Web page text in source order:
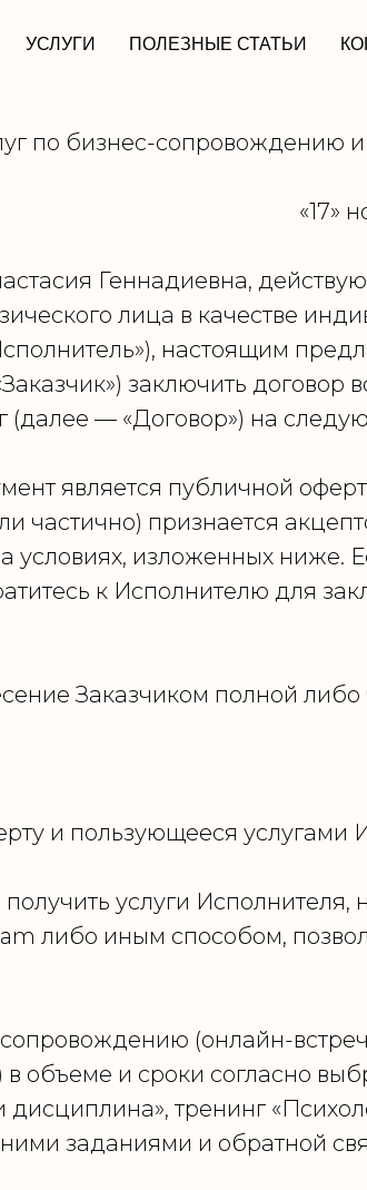
УСЛУГИ ПОЛЕЗНЫЕ СТАТЬИ
по бизнес-сопровождению
ноября
Геннадиевна,
лица в качестве
настоящим
заключить договор
— «Договор») на
является публичной
частично) признается
изложенных ниже.
к Исполнителю для
Заказчиком полной либо
и пользующееся услугами
услуги Исполнителя,
либо иным способом,
(онлайн-
объеме и сроки согласно
тренинг
заданиями и обратной